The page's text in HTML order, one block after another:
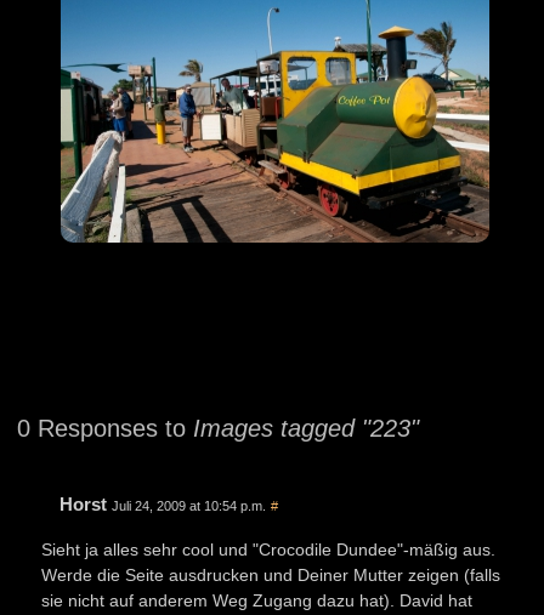
0 Responses to Images tagged "223"
Horst Juli 24, 2009 at 10:54 p.m. #
Sieht ja alles sehr cool und "Crocodile Dundee"-mäßig aus.
Werde die Seite ausdrucken und Deiner Mutter zeigen (falls
sie nicht auf anderem Weg Zugang dazu hat). David hat